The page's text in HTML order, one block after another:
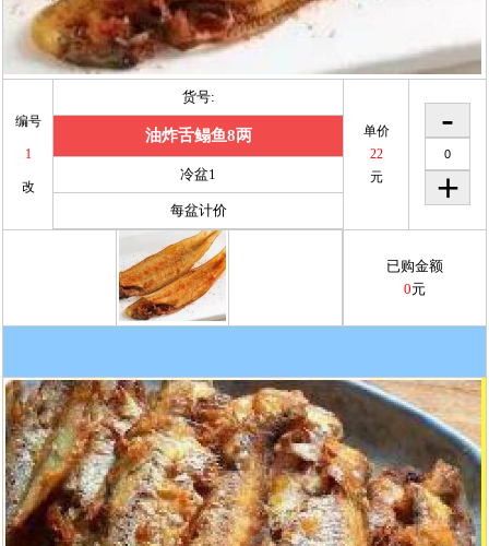
编号
1
改
货号:
油炸舌鳎鱼8两
冷盆1
每盆计价
单价
22
元
已购金额
0元